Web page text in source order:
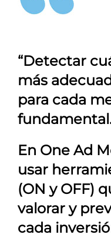
“Detectar
más
para cada
En One Ad
usar
(ON y OFF)
valorar y
cada